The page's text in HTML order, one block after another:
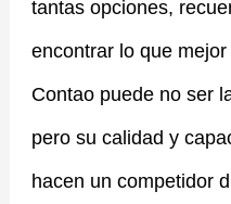
tantas opciones,
encontrar lo que
Contao puede no ser
pero su calidad y
hacen un competidor